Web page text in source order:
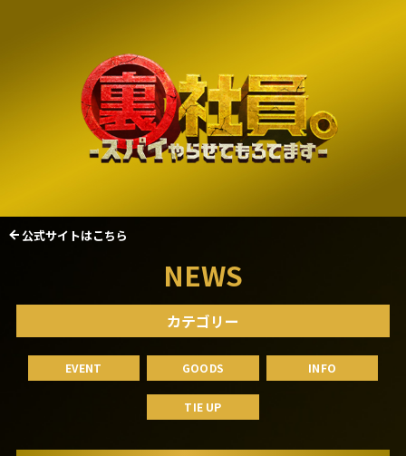
公式サイトはこちら
NEWS
カテゴリー
EVENT GOODS INFO
TIE UP